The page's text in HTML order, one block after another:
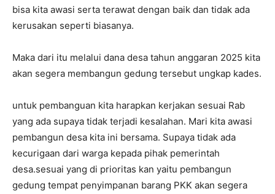
bisa kita awasi serta terawat dengan baik dan tidak ada
kerusakan seperti biasanya.
Maka dari itu melalui dana desa tahun anggaran 2025 kita
akan segera membangun gedung tersebut ungkap kades.
untuk pembanguan kita harapkan kerjakan sesuai Rab
yang ada supaya tidak terjadi kesalahan. Mari kita awasi
pembangun desa kita ini bersama. Supaya tidak ada
kecurigaan dari warga kepada pihak pemerintah
desa.sesuai yang di prioritas kan yaitu pembangun
gedung tempat penyimpanan barang PKK akan segera